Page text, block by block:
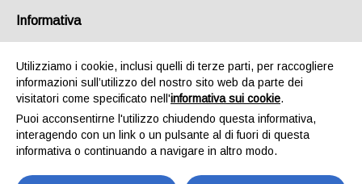
Informativa
Utilizziamo i cookie, inclusi quelli di terze parti, per raccogliere
informazioni sull’utilizzo del nostro sito web da parte dei
visitatori come specificato nell'informativa sui cookie.
Puoi acconsentirne l'utilizzo chiudendo questa informativa,
interagendo con un link o un pulsante al di fuori di questa
informativa o continuando a navigare in altro modo.